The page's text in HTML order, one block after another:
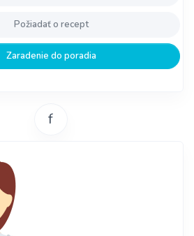
Požiadať o recept
Zaradenie do poradia
f